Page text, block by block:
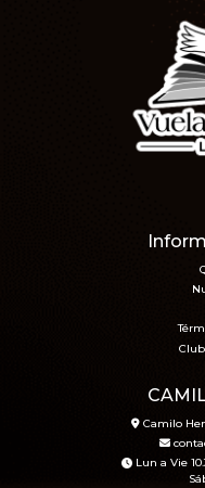
Camilo
Lun a Vie